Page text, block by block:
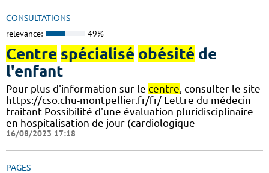
CONSULTATIONS
relevance: 49%
Centre spécialisé obésité de
l'enfant
Pour plus d'information sur le centre, consulter le site
https://cso.chu-montpellier.fr/fr/ Lettre du médecin
traitant Possibilité d'une évaluation pluridisciplinaire
en hospitalisation de jour (cardiologique
16/08/2023 17:18
PAGES